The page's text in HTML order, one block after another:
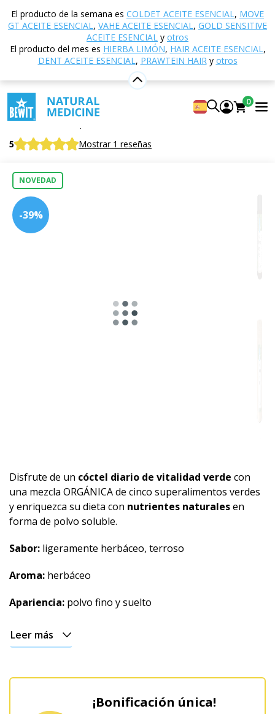
El producto de la semana es COLDET ACEITE ESENCIAL, MOVE
GT ACEITE ESENCIAL, VAHE ACEITE ESENCIAL, GOLD SENSITIVE
ACEITE ESENCIAL y otros
El producto del mes es HIERBA LIMÓN, HAIR ACEITE ESENCIAL,
DENT ACEITE ESENCIAL, PRAWTEIN HAIRy otros
0
Inicio Tienda electrónica
dietéticos
Superalimentos
Polvos de zumos
Five greens - polvo de zumo, ORGÁNICO
Five greens - polvo de zumo,
ORGÁNICO
Five Greens, Suplemento Alimenticio, ORGÁNICO
5 Mostrar 1 reseñas
NOVEDAD
-39%
Disfrute de un cóctel diario de vitalidad verde con
una mezcla ORGÁNICA de cinco superalimentos verdes
y enriquezca su dieta con nutrientes naturalesen
forma de polvo soluble.
Sabor: ligeramente herbáceo, terroso
Aroma: herbáceo
Apariencia: polvo fino y suelto
Leer más
¡Bonificación única!